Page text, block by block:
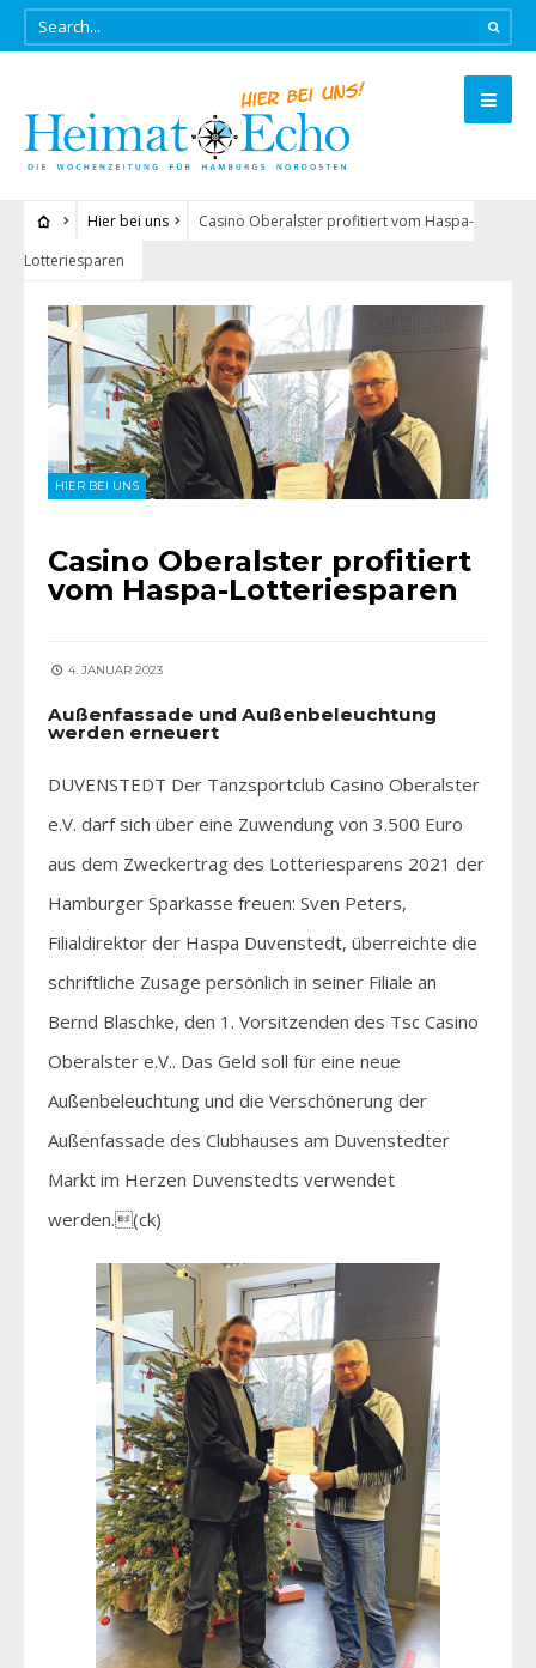
Hier bei uns
Casino Oberalster profitiert vom Haspa-
Lotteriesparen
HIER BEI UNS
Casino Oberalster profitiert
vom Haspa-Lotteriesparen
4. JANUAR 2023
Außenfassade und Außenbeleuchtung
werden erneuert
DUVENSTEDT Der Tanzsportclub Casino Oberalster
e.V. darf sich über eine Zuwendung von 3.500 Euro
aus dem Zweckertrag des Lotteriesparens 2021 der
Hamburger Sparkasse freuen: Sven Peters,
Filialdirektor der Haspa Duvenstedt, überreichte die
schriftliche Zusage persönlich in seiner Filiale an
Bernd Blaschke, den 1. Vorsitzenden des Tsc Casino
Oberalster e.V.. Das Geld soll für eine neue
Außenbeleuchtung und die Verschönerung der
Außenfassade des Clubhauses am Duvenstedter
Markt im Herzen Duvenstedts verwendet
werden.(ck)